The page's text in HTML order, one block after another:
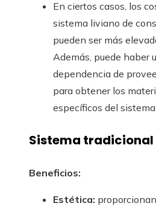
En ciertos casos, los
sistema liviano de
pueden ser más
Además, puede haber
dependencia de
para obtener los
específicos del sistema.
Sistema tradicional
Beneficios:
Estética: